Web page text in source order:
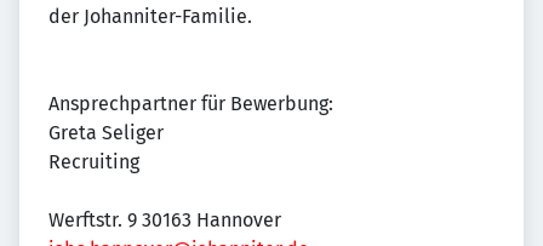
der Johanniter-Familie.
Ansprechpartner für Bewerbung:
Greta Seliger
Recruiting
Werftstr. 9 30163 Hannover